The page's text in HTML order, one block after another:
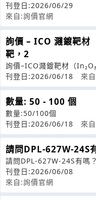
刊登日:2026/06/29
來自:詢價官網
詢價 – ICO 濺鍍靶材
靶，2
詢價–ICO濺鍍靶材（
您好，敝單位目前進行學術
刊登日:2026/06/18 來
數量: 50 - 100 個
數量:50/100個
刊登日:2026/06/18
來
請問DPL-627W-24S
請問DPL-627W-24S有嗎？
刊登日:2026/06/08
來自:詢價官網